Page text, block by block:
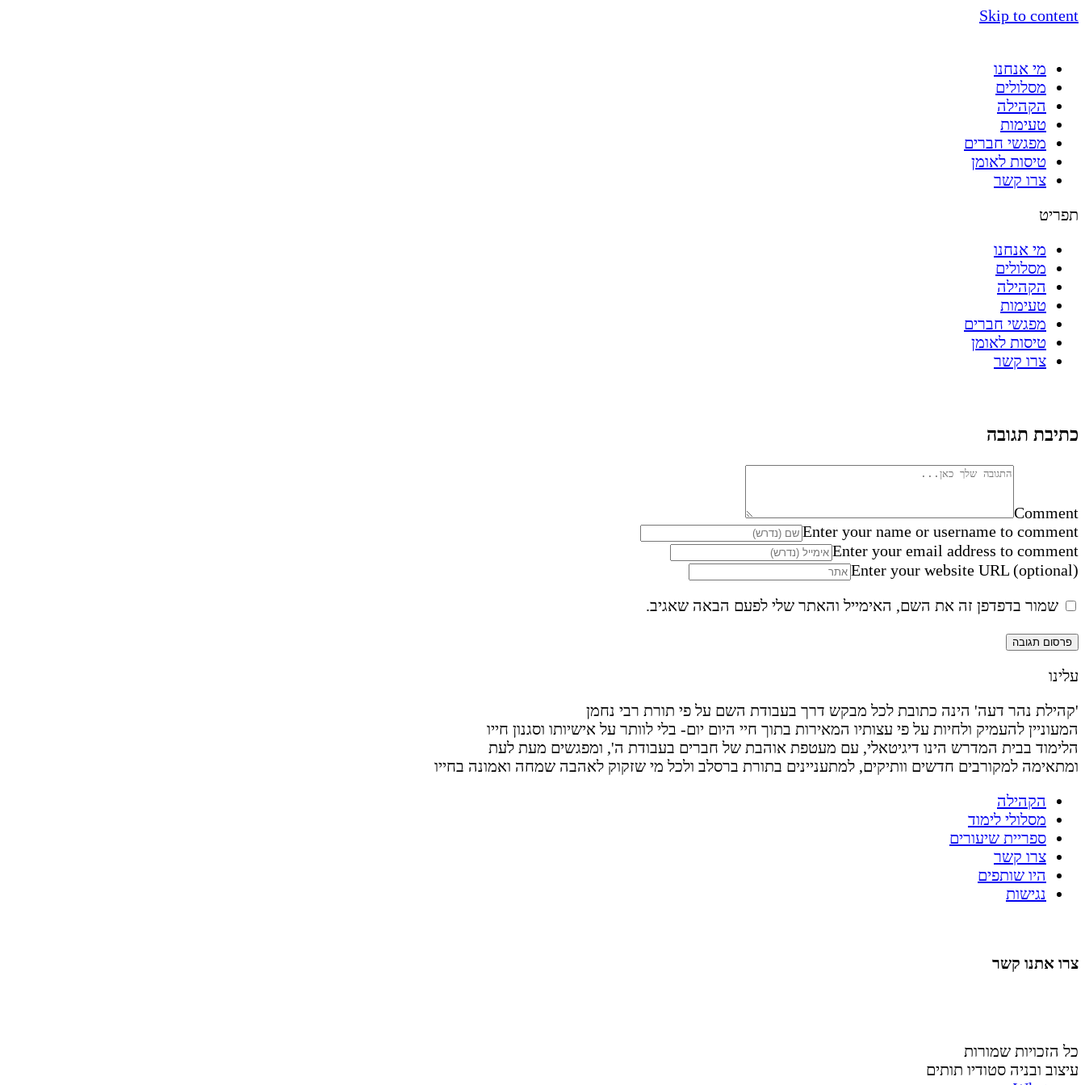
Skip to content
מי אנחנו
מסלולים
הקהילה
טעימות
מפגשי חברים
טיסות לאומן
צרו קשר
תפריט
מי אנחנו
מסלולים
הקהילה
טעימות
מפגשי חברים
טיסות לאומן
צרו קשר
כתיבת תגובה
Comment
Enter your name or username to comment
Enter your email address to comment
Enter your website URL (optional)
שמור בדפדפן זה את השם, האימייל והאתר שלי לפעם הבאה שאגיב.
עלינו
'קהילת נהר דעה' הינה כתובת לכל מבקש דרך בעבודת השם על פי תורת רבי נחמן
המעוניין להעמיק ולחיות על פי עצותיו המאירות בתוך חיי היום יום- בלי לוותר על אישיותו וסגנון חייו
הלימוד בבית המדרש הינו דיגיטאלי, עם מעטפת אוהבת של חברים בעבודת ה', ומפגשים מעת לעת
ומתאימה למקורבים חדשים וותיקים, למתעניינים בתורת ברסלב ולכל מי שזקוק לאהבה שמחה ואמונה בחייו
הקהילה
מסלולי לימוד
ספריית שיעורים
צרו קשר
היו שותפים
נגישות
צרו אתנו קשר
כל הזכויות שמורות
עיצוב ובניה סטודיו תותים